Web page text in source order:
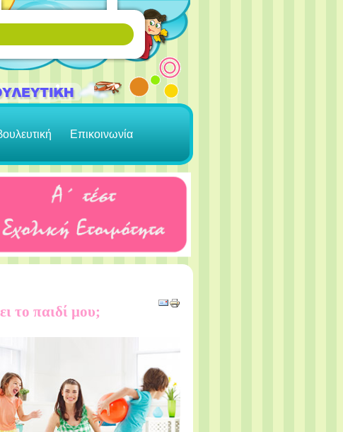
Επικοινωνία
το παιδί μου;